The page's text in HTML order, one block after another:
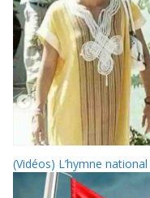
(Vidéos) L’hymne